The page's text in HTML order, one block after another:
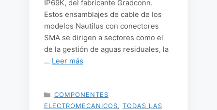
IP69K, del fabricante Gradconn.
Estos ensamblajes de cable de los
modelos Nautilus con conectores
SMA se dirigen a sectores como el
de la gestión de aguas residuales, la
… Leer más
CATEGORÍAS
COMPONENTES
ELECTROMECANICOS
TODAS LAS